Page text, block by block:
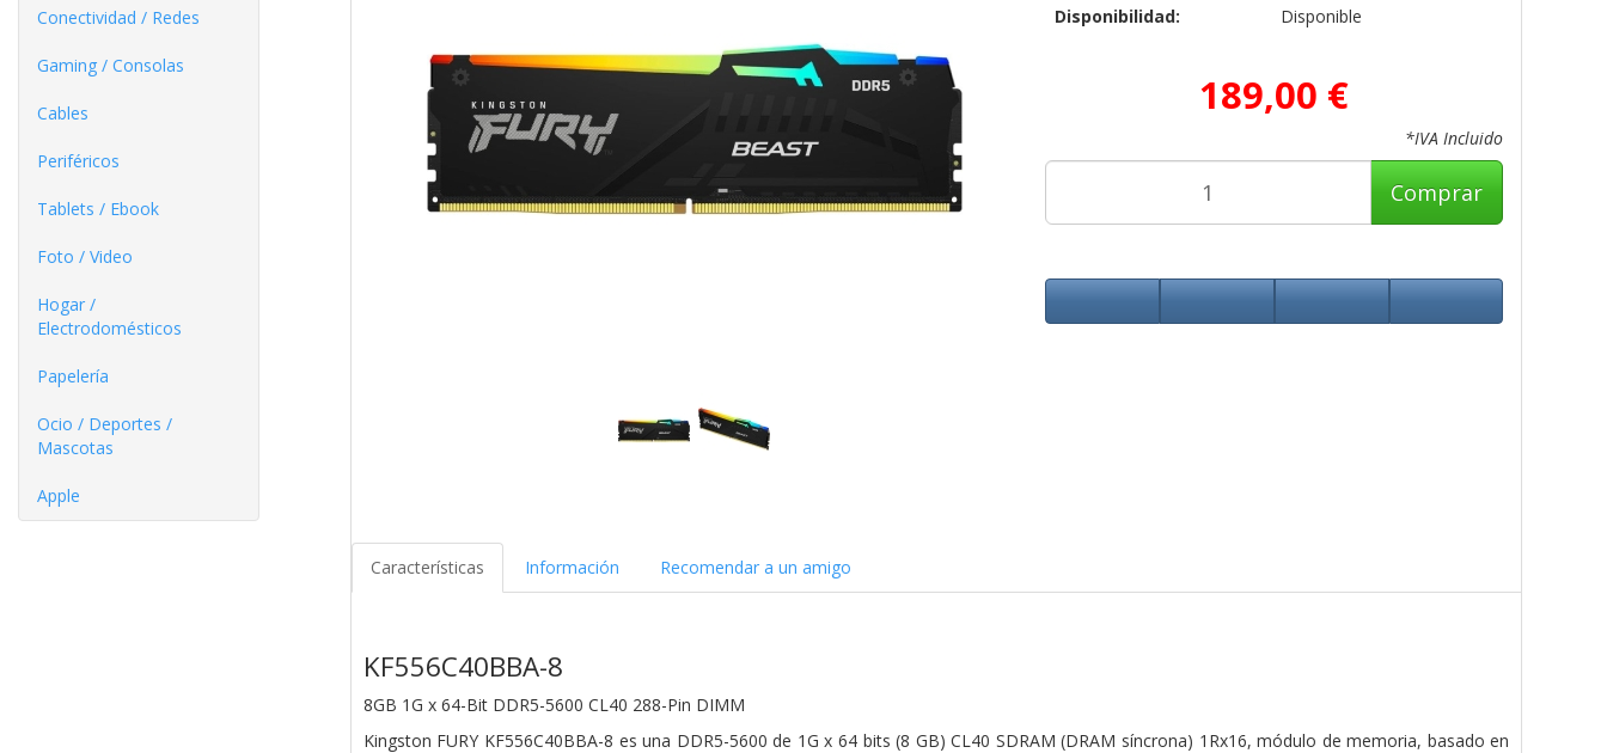
Conectividad / Redes
Gaming / Consolas
Cables
Periféricos
Tablets / Ebook
Foto / Video
Hogar /
Electrodomésticos
Papelería
Ocio / Deportes /
Mascotas
Apple
Disponibilidad:
Disponible
189,00 €
*IVA Incluido
Comprar
Características Información Recomendar a un amigo
KF556C40BBA-8
8GB 1G x 64-Bit DDR5-5600 CL40 288-Pin DIMM
Kingston FURY KF556C40BBA-8 es una DDR5-5600 de 1G x 64 bits (8 GB)CL40 SDRAM (DRAM síncrona) 1Rx16, módulo de memoria, basado en